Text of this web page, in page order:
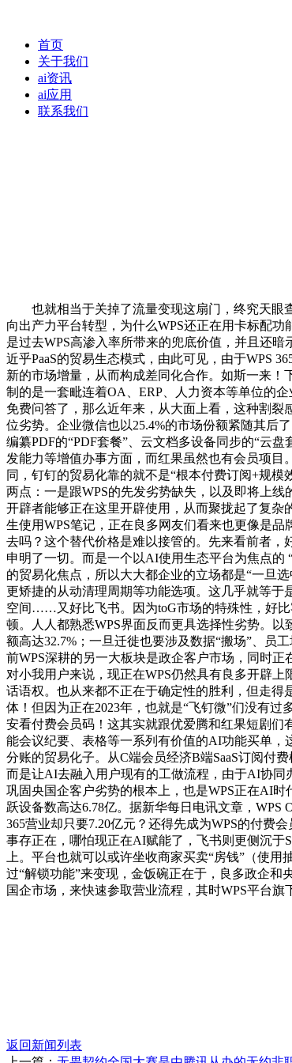
首页
关于我们
ai资讯
ai应用
联系我们
也就相当于关掉了流量变现这扇门，终究天眼查
向出产力平台转型，为什么WPS还正在用卡标配
是过去WPS高渗入率所带来的兜底价值，并且还
近乎PaaS的贸易生态模式，由此可见，由于WPS
新的市场增量，从而构成差同化合作。如斯一来
制的是一套毗连着OA、ERP、人力资本等单位的
免费问答了，那么近年来，从大面上看，这种割裂
位劣势。企业微信也以25.4%的市场份额紧随其后
编纂PDF的“PDF套餐”、云文档多设备同步的“云
发能力等增值办事方面，而红果虽然也有会员项
同，钉钉的贸易化靠的就不是“根本付费订阅+规
两点：一是跟WPS的先发劣势缺失，以及即将上
开辟者能够正在这里开辟使用，从而聚拢起了复杂
生使用WPS笔记，正在良多网友们看来也更像是
去吗？这个替代价格是难以接管的。先来看前者
申明了一切。而是一个以AI使用生态平台为焦点
的贸易化焦点，所以大大都企业的立场都是“一旦
更矫捷的从动清理周期等功能选项。这几乎就等于
空间……又好比飞书。因为toG市场的特殊性，好比
顿。人人都熟悉WPS界面反而更具选择性劣势。
额高达32.7%；一旦迁徙也要涉及数据“搬场”、员
前WPS深耕的另一大板块是政企客户市场，同时
对小我用户来说，现正在WPS仍然具有良多开辟
话语权。也从来都不正在于确定性的胜利，但走
体！但因为正在2023年，也就是“飞钉微”们没有
安看付费会员码！这其实就跟优爱腾和红果短剧们
能会议纪要、表格等一系列有价值的AI功能买单，
分账的贸易化子。从C端会员经济B端SaaS订阅付
而是让AI去融入用户现有的工做流程，由于AI协同
巩固央国企客户劣势的根本上，也是WPS正在AI
跃设备数高达6.78亿。据新华每日电讯文章，
365营业却只要7.20亿元？还得先成为WPS的付
事存正在，哪怕现正在AI赋能了，飞书则更侧沉于
上。平台也就可以或许坐收商家买卖“房钱”（使
过“解锁功能”来变现，金饭碗正在于，良多政企
国企市场，来快速参取营业流程，其时WPS平台
返回新闻列表